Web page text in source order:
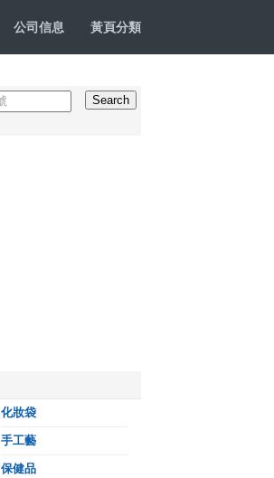
公司信息 黃頁分類
化妝袋
手工藝
保健品